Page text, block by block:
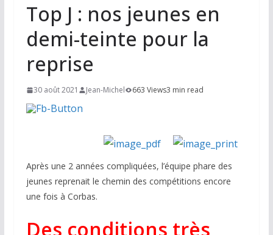
Top J : nos jeunes en
demi-teinte pour la
reprise
30 août 2021 Jean-Michel 663 Views3 min read
Après une 2 années compliquées, l’équipe phare des
jeunes reprenait le chemin des compétitions encore
une fois à Corbas.
Des conditions très